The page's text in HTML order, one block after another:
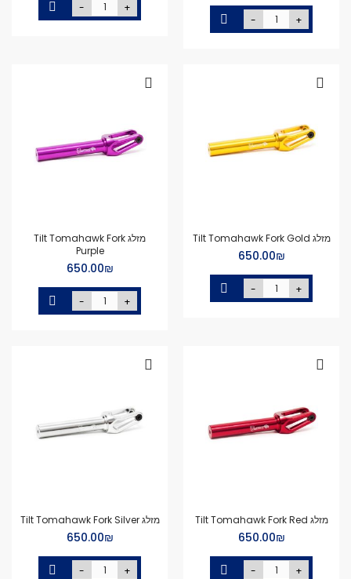
- +
- +
מזלג Tilt Tomahawk Fork Gold
₪‏650.00
- +
מזלג Tilt Tomahawk Fork
Purple
₪‏650.00
- +
מזלג Tilt Tomahawk Fork Red
₪‏650.00
- +
מזלג Tilt Tomahawk Fork Silver
₪‏650.00
- +